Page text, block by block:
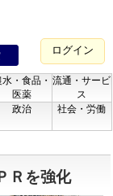
ログイン
水・食品・
医薬
流通・サービ
ス
政治 社会・労働
Ｒを強化